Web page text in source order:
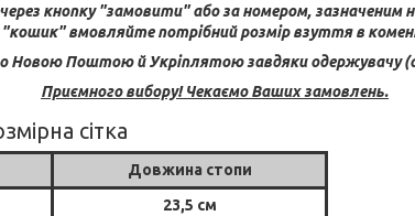
кнопку "замовити" або за номером, зазначеним
"кошик" вмовляйте потрібний розмір взуття в
Новою Поштою й Укріплятою завдяки одержувачу
Приємного вибору! Чекаємо Ваших замовлень.
Довжина стопи
сітка
23,5 см